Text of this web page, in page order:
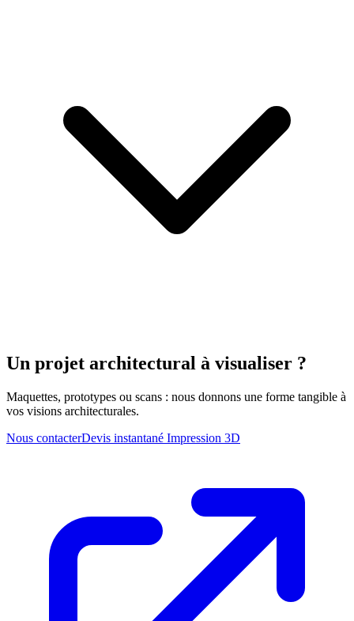
Un projet architectural à visualiser ?
Maquettes, prototypes ou scans : nous donnons une forme tangible à
vos visions architecturales.
Nous contacterDevis instantané Impression 3D